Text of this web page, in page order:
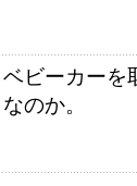
ビーカーを
のか。